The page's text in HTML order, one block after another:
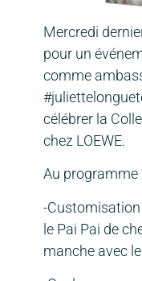
Mercredi
pour un
comme
célébrer la
chez LOEWE.
Au programme
-Customisation
le Pai Pai de
manche avec